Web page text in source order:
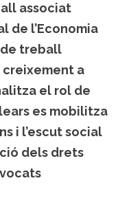
associat
de l’Economia
treball
creixement a
el rol de
es mobilitza
i l’escut social
dels drets